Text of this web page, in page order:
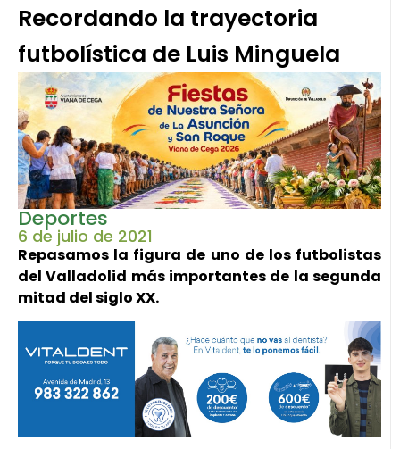
Recordando la trayectoria
futbolística de Luis Minguela
Deportes
6 de julio de 2021
Repasamos la figura de uno de los futbolistas
del Valladolid más importantes de la segunda
mitad del siglo XX.